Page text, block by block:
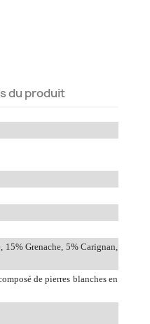
du produit
15% Grenache, 5% Carignan,
de pierres blanches en